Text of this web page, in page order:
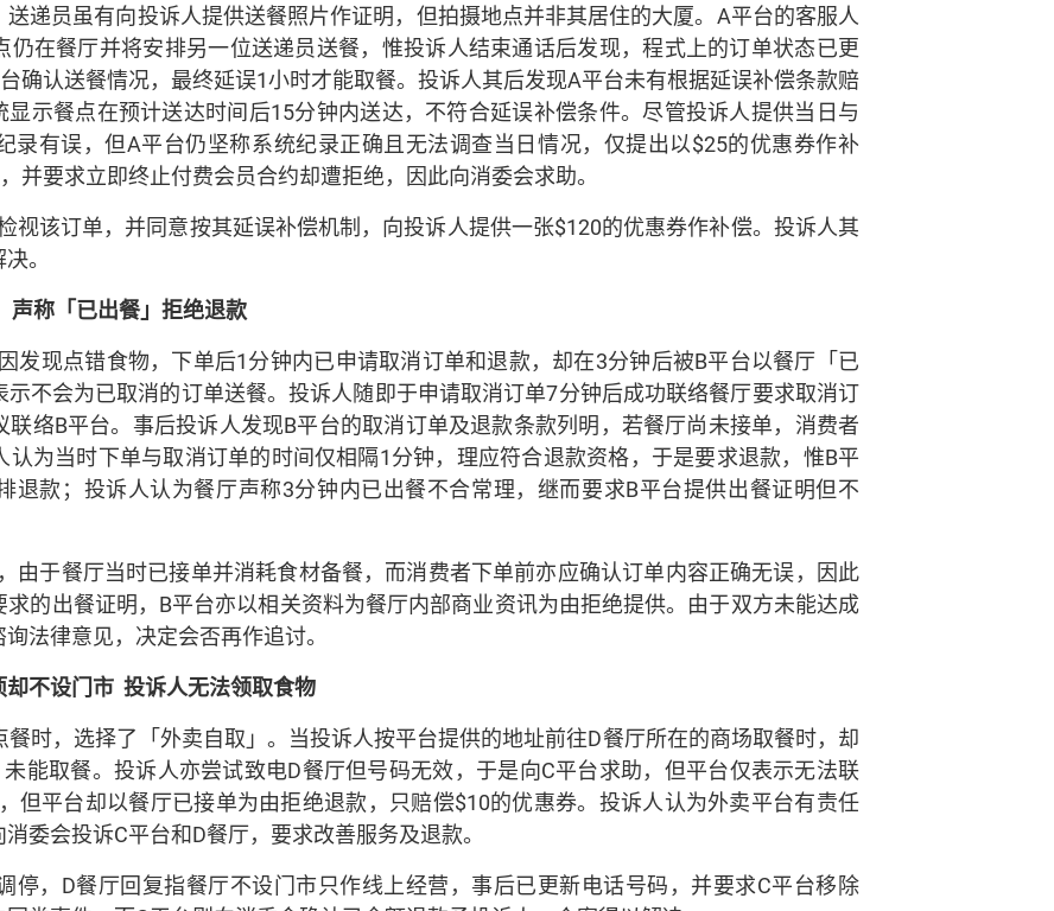
递员虽有向投诉人提供送餐照片作证明，但拍摄地点并非其居住的大厦。A平台的客服人
仍在餐厅并将安排另一位送递员送餐，惟投诉人结束通话后发现，程式上的订单状态已更
确认送餐情况，最终延误1小时才能取餐。投诉人其后发现A平台未有根据延误补偿条款赔
示餐点在预计送达时间后15分钟内送达，不符合延误补偿条件。尽管投诉人提供当日与
录有误，但A平台仍坚称系统纪录正确且无法调查当日情况，仅提出以$25的优惠券作补
并要求立即终止付费会员合约却遭拒绝，因此向消委会求助。
视该订单，并同意按其延误补偿机制，向投诉人提供一张$120的优惠券作补偿。投诉人其
。
声称「已出餐」拒绝退款
发现点错食物，下单后1分钟内已申请取消订单和退款，却在3分钟后被B平台以餐厅「已
不会为已取消的订单送餐。投诉人随即于申请取消订单7分钟后成功联络餐厅要求取消订
络B平台。事后投诉人发现B平台的取消订单及退款条款列明，若餐厅尚未接单，消费者
为当时下单与取消订单的时间仅相隔1分钟，理应符合退款资格，于是要求退款，惟B平
退款；投诉人认为餐厅声称3分钟内已出餐不合常理，继而要求B平台提供出餐证明但不
由于餐厅当时已接单并消耗食材备餐，而消费者下单前亦应确认订单内容正确无误，因此
的出餐证明，B平台亦以相关资料为餐厅内部商业资讯为由拒绝提供。由于双方未能达成
法律意见，决定会否再作追讨。
不设门市 投诉人无法领取食物
时，选择了「外卖自取」。当投诉人按平台提供的地址前往D餐厅所在的商场取餐时，却
能取餐。投诉人亦尝试致电D餐厅但号码无效，于是向C平台求助，但平台仅表示无法联
但平台却以餐厅已接单为由拒绝退款，只赔偿$10的优惠券。投诉人认为外卖平台有责任
委会投诉C平台和D餐厅，要求改善服务及退款。
停，D餐厅回复指餐厅不设门市只作线上经营，事后已更新电话号码，并要求C平台移除